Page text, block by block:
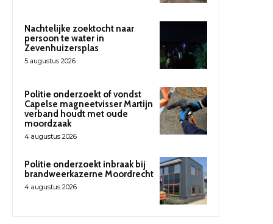
Nachtelijke zoektocht naar
persoon te water in
Zevenhuizersplas
5 augustus 2026
Politie onderzoekt of vondst
Capelse magneetvisser Martijn
verband houdt met oude
moordzaak
4 augustus 2026
Politie onderzoekt inbraak bij
brandweerkazerne Moordrecht
4 augustus 2026